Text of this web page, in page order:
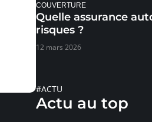
COUVERTURE
Quelle assurance
risques ?
12 mars 2026
#ACTU
Actu au top